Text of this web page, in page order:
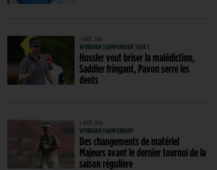
7 AOÛT. 2026
WYNDHAM CHAMPIONSHIP, TOUR 1
Hossler veut briser la malédiction,
Saddier fringant, Pavon serre les
dents
6 AOÛT. 2026
WYNDHAM CHAMPIONSHIP
Des changements de matériel
Majeurs avant le dernier tournoi de la
saison régulière